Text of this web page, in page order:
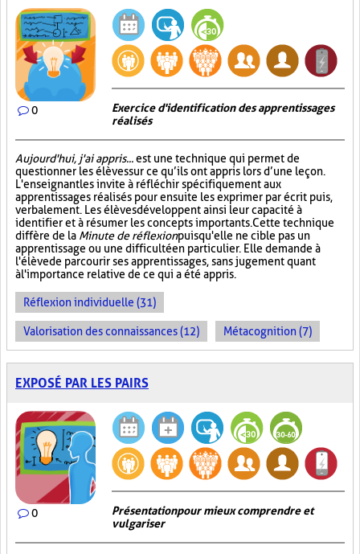
0
Exercice d'identification des apprentissages
réalisés
Aujourd'hui, j'ai appris...est une technique qui permet de
questionner les élèves sur ce qu’ils ont appris lors d’une leçon.
L'enseignant les invite à réfléchir spécifiquement aux
apprentissages réalisés pour ensuite les exprimer par écrit puis,
verbalement. Les élèves développent ainsi leur capacité à
identifier et à résumer les concepts importants. Cette technique
diffère de la Minute de réflexionpuisqu'elle ne cible pas un
apprentissage ou une difficulté en particulier. Elle demande à
l'élève de parcourir ses apprentissages, sans jugement quant
à l'importance relative de ce qui a été appris.
Réflexion individuelle (31)
Valorisation des connaissances (12) Métacognition (7)
EXPOSÉ PAR LES PAIRS
0
Présentation pour mieux comprendre et
vulgariser